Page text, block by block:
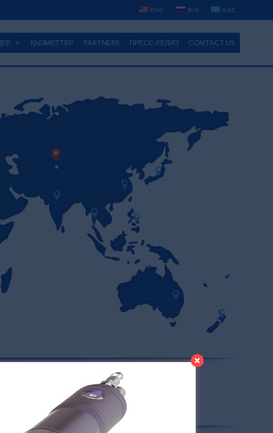
ENG RUS KAZ
ҚЫЗМЕТТЕР PARTNERS ПРЕСС-РЕЛИЗ CONTACT US
standards for years of trouble-free operation.
more information.